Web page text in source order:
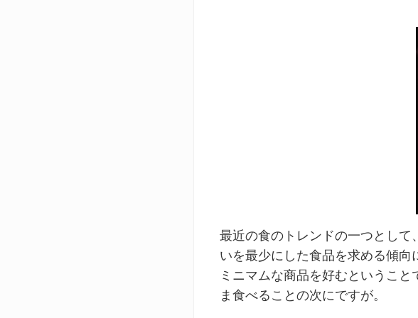
最近の食のトレンドの一つとし
いを最少にした食品を求める傾
ミニマムな商品を好むというこ
ま食べることの次にですが。